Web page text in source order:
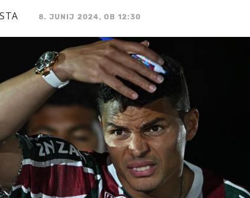
8. JUNIJ 2024, OB 12:30